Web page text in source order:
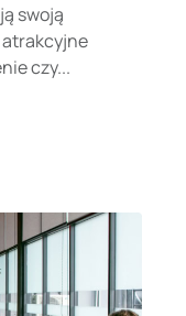
swoją
czy...